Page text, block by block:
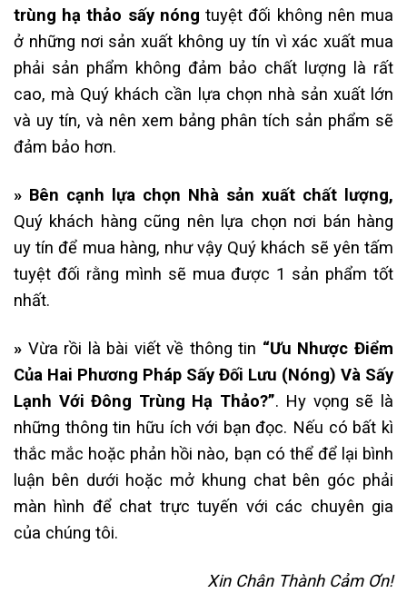
trùng hạ thảo sấy nóng tuyệt đối không nên mua
ở những nơi sản xuất không uy tín vì xác xuất mua
phải sản phẩm không đảm bảo chất lượng là rất
cao, mà Quý khách cần lựa chọn nhà sản xuất lớn
và uy tín, và nên xem bảng phân tích sản phẩm sẽ
đảm bảo hơn.
» Bên cạnh lựa chọn Nhà sản xuất chất lượng,
Quý khách hàng cũng nên lựa chọn nơi bán hàng
uy tín để mua hàng, như vậy Quý khách sẽ yên tấm
tuyệt đối rằng mình sẽ mua được 1 sản phẩm tốt
nhất.
» Vừa rồi là bài viết về thông tin “Ưu Nhược Điểm
Của Hai Phương Pháp Sấy Đối Lưu (Nóng) Và Sấy
Lạnh Với Đông Trùng Hạ Thảo?”. Hy vọng sẽ là
những thông tin hữu ích với bạn đọc. Nếu có bất kì
thắc mắc hoặc phản hồi nào, bạn có thể để lại bình
luận bên dưới hoặc mở khung chat bên góc phải
màn hình để chat trực tuyến với các chuyên gia
của chúng tôi.
Xin Chân Thành Cảm Ơn!